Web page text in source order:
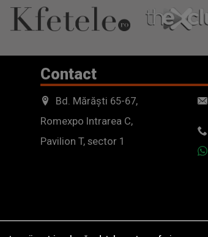
Contact
Bd. Mărăști 65-67,
Romexpo Intrarea C,
Pavilion T, sector 1